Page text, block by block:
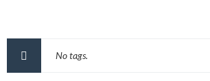
No tags.